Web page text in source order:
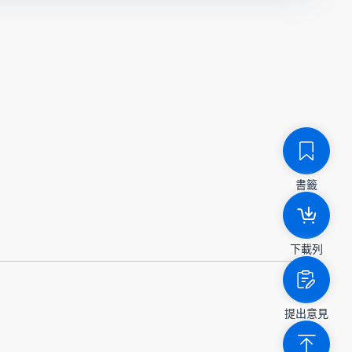
書籤
下載列
提出意見